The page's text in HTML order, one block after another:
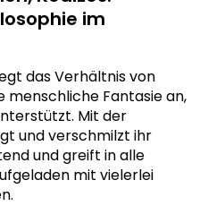
im
das Verhältnis von
menschliche Fantasie an,
Mit der
und verschmilzt ihr
und greift in alle
mit vielerlei